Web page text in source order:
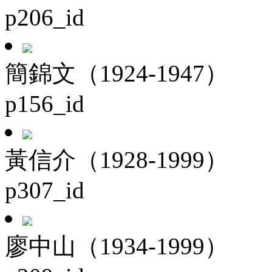
p206_id
簡錦文（1924-1947）
p156_id
黃信介（1928-1999）
p307_id
廖中山（1934-1999）